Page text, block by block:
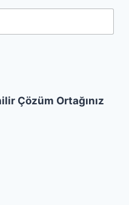
Çözüm Ortağınız